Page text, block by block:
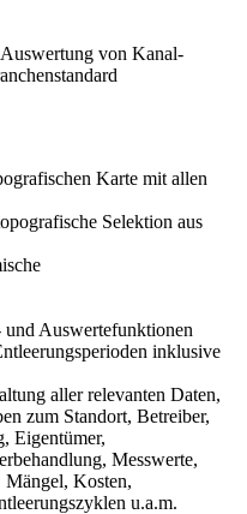
von Kanal-
Karte mit allen
Selektion aus
Auswertefunktionen
inklusive
aller relevanten Daten,
zum Standort, Betreiber,
Eigentümer,
Messwerte,
Mängel, Kosten,
u.a.m.